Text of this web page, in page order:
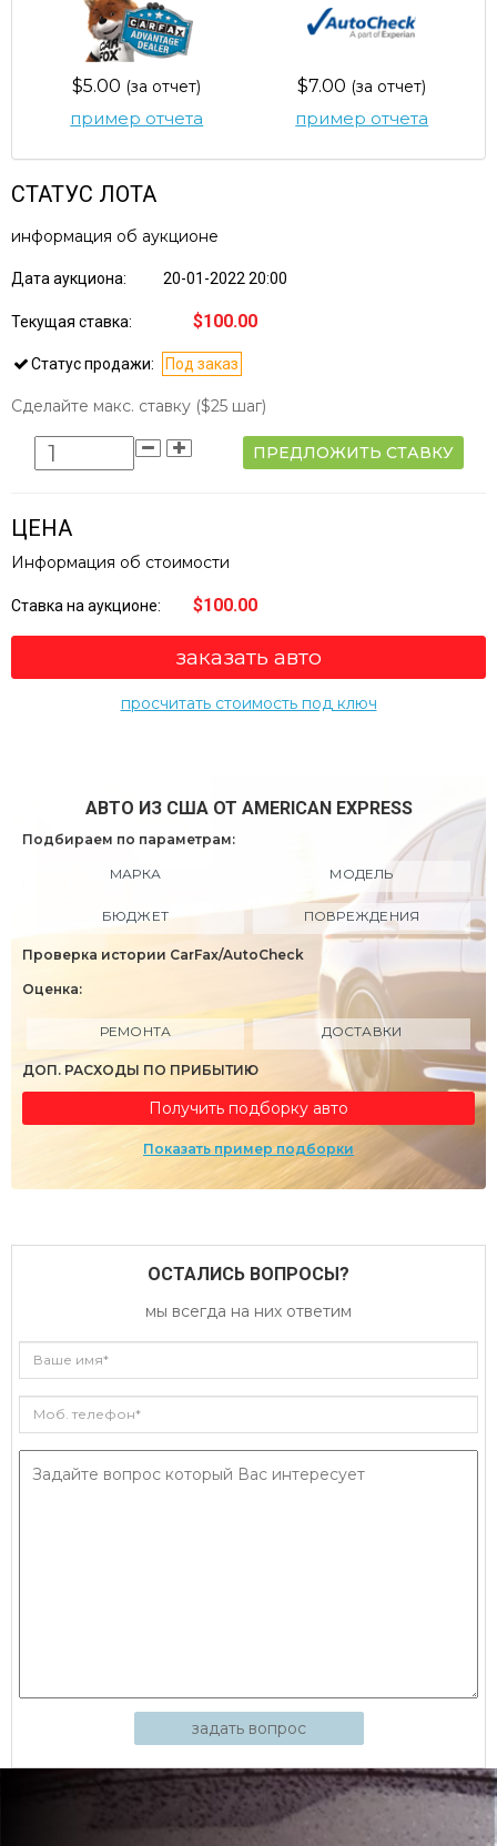
$5.00 (за отчет)
пример отчета
$7.00 (за отчет)
пример отчета
СТАТУС ЛОТА
информация об аукционе
Дата аукциона: 20-01-2022 20:00
Текущая ставка: $100.00
Статус продажи: Под заказ
Сделайте макс. ставку ($25 шаг)
ПРЕДЛОЖИТЬ СТАВКУ
ЦЕНА
Информация об стоимости
Ставка на аукционе: $100.00
заказать авто
просчитать стоимость под ключ
АВТО ИЗ США ОТ AMERICAN EXPRESS
Подбираем по параметрам:
МАРКА МОДЕЛЬ
БЮДЖЕТ ПОВРЕЖДЕНИЯ
Проверка истории CarFax/AutoCheck
Оценка:
РЕМОНТА ДОСТАВКИ
ДОП. РАСХОДЫ ПО ПРИБЫТИЮ
Получить подборку авто
Показать пример подборки
ОСТАЛИСЬ ВОПРОСЫ?
мы всегда на них ответим
задать вопрос